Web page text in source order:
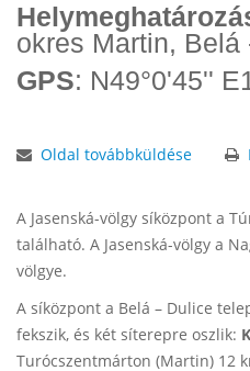
okres Martin, Belá
GPS: N49°0'45''
Oldal továbbküldése
A Jasenská-völgy síközpont a
található. A Jasenská-völgy a
völgye.
A síközpont a Belá – Dulice
fekszik, és két síterepre oszlik:
Turócszentmárton (Martin) 12